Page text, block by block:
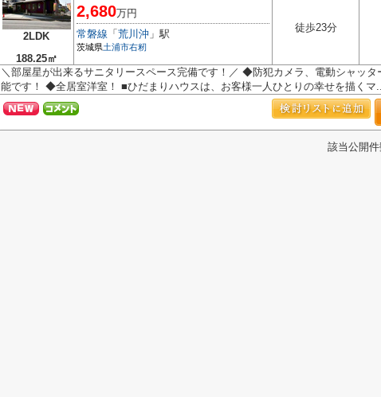
2LDK
188.25㎡
2,680万円
常磐線 「 荒川沖 」駅
茨城県土浦市右籾
徒歩23分
＼部屋星が出来るサニタリースペース完備です！／ ◆防犯カメラ、電動シャッ
能です！ ◆全居室洋室！ ■ひだまりハウスは、お客様一人ひとりの幸せを描くマ
該当公開